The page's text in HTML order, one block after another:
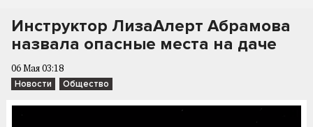
Инструктор ЛизаАлерт Абрамова
назвала опасные места на даче
06 Мая 03:18
Новости Общество